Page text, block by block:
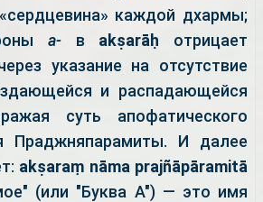
каждой дхармы;
a- в akṣarāḥ отрицает
указание на отсутствие
и распадающейся
суть апофатического
Праджняпарамиты. И далее
akṣaraṃ nāma prajñāpāramitā
(или "Буква А") — это имя